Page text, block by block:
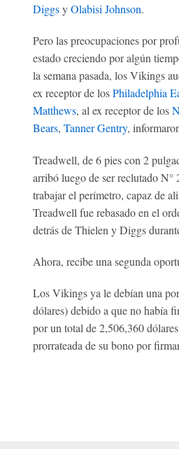
DiggsyOlabisi Johnson.
Pero las preocupaciones por
estado creciendo por algún
la semana pasada, los Vikings
ex receptor de losPhiladelphia
Matthews, al ex receptor de los
Bears, Tanner Gentry,
Treadwell, de 6 pies con 2
arribó luego de ser reclutado
trabajar el perímetro, capaz de
Treadwell fue rebasado en el
detrás de Thielen y Diggs
Ahora, recibe una segunda
Los Vikings ya le debían una
dólares) debido a que no había
por un total de 2,506,360
prorrateada de su bono por